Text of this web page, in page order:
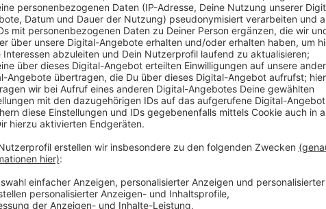
"Aufgeben kannst du bei der Post!", das ist die
auch der Grund, der sie mehrfach zur besten MINI-
machte! Der Weg dorthin war alles andere als
einem Namen, der einer italienischen Süßspeise
den roten Teppich und trägt dabei das Herz auf der
Interview überzeugen.
Anzeige
Kai Klüting